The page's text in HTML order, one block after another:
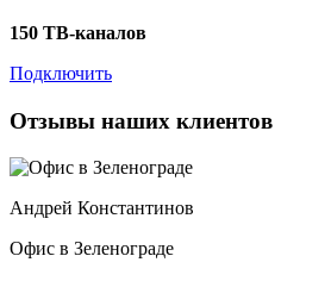
150 ТВ-каналов
Подключить
Отзывы наших клиентов
Андрей Константинов
Офис в Зеленограде